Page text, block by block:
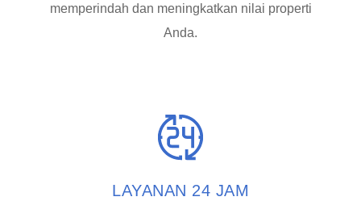
memperindah dan meningkatkan nilai properti
Anda.
LAYANAN 24 JAM